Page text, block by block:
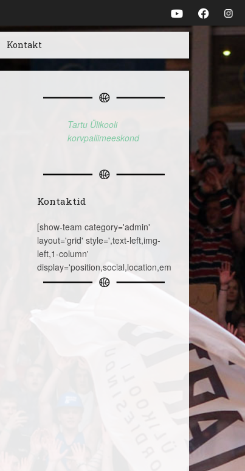
Kontakt
Tartu Ülikooli
korvpallimeeskond
Kontaktid
[show-team category='admin'
layout='grid' style=',text-left,img-
left,1-column'